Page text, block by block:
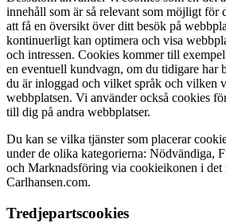
innehåll som är så relevant som möjligt för
att få en översikt över ditt besök på
kontinuerligt kan optimera och visa
och intressen. Cookies kommer till
en eventuell kundvagn, om du tidigare har
du är inloggad och vilket språk och vilken
webbplatsen. Vi använder också cookies
till dig på andra webbplatser.
Du kan se vilka tjänster som placerar
under de olika kategorierna: Nödvändiga,
och Marknadsföring via cookieikonen i det
Carlhansen.com.
Tredjepartscookies